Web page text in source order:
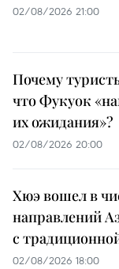
02/08/2026 21:00
Почему
что Фукуок
их ожидания»?
02/08/2026 20:00
Хюэ вошел в
направлений
с
02/08/2026 18:00